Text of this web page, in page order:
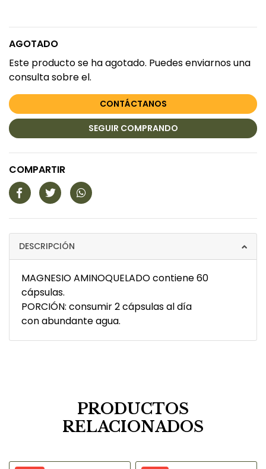
AGOTADO
Este producto se ha agotado. Puedes enviarnos una
consulta sobre el.
CONTÁCTANOS
SEGUIR COMPRANDO
COMPARTIR
DESCRIPCIÓN
MAGNESIO AMINOQUELADO contiene 60
cápsulas.
PORCIÓN: consumir 2 cápsulas al día
con abundante agua.
PRODUCTOS
RELACIONADOS